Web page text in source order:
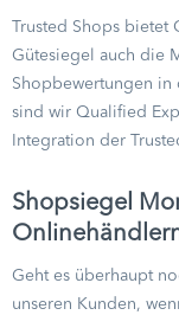
Trusted Shops
Gütesiegel auch die
Shopbewertungen
sind wir Qualified
Integration der
Shopsiegel
Geht es überhaupt
unseren Kunden,